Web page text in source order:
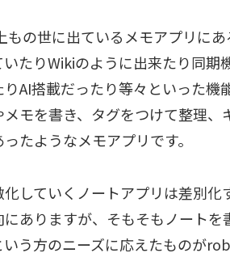
もの世に出ているメモアプリに
たりWikiのように出来たり同期
AI搭載だったり等々といった機
モを書き、タグをつけて整理
たようなメモアプリです。
していくノートアプリは差別
ありますが、そもそもノート
う方のニーズに応えたものが